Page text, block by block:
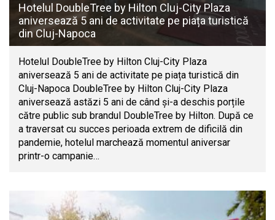
Hotelul DoubleTree by Hilton Cluj-City Plaza
aniversează 5 ani de activitate pe piața turistică
din Cluj-Napoca
Hotelul DoubleTree by Hilton Cluj-City Plaza
aniversează 5 ani de activitate pe piața turistică din
Cluj-Napoca DoubleTree by Hilton Cluj-City Plaza
aniversează astăzi 5 ani de când și-a deschis porțile
către public sub brandul DoubleTree by Hilton. După ce
a traversat cu succes perioada extrem de dificilă din
pandemie, hotelul marchează momentul aniversar
printr-o campanie…